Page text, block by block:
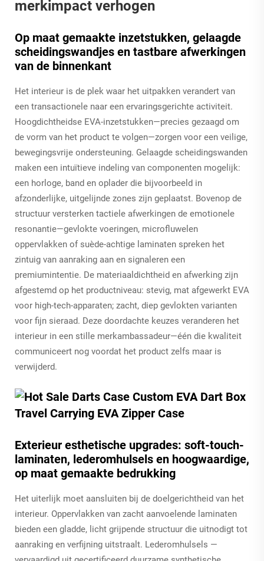
merkimpact verhogen
Op maat gemaakte inzetstukken, gelaagde
scheidingswandjes en tastbare afwerkingen
van de binnenkant
Het interieur is de plek waar het uitpakken verandert van
een transactionele naar een ervaringsgerichte activiteit.
Hoogdichtheidse EVA-inzetstukken—precies gezaagd om
de vorm van het product te volgen—zorgen voor een veilige,
bewegingsvrije ondersteuning. Gelaagde scheidingswanden
maken een intuïtieve indeling van componenten mogelijk:
een horloge, band en oplader die bijvoorbeeld in
afzonderlijke, uitgelijnde zones zijn geplaatst. Bovenop de
structuur versterken tactiele afwerkingen de emotionele
resonantie—gevlokte voeringen, microfluwelen
oppervlakken of suède-achtige laminaten spreken het
zintuig van aanraking aan en signaleren een
premiumintentie. De materiaaldichtheid en afwerking zijn
afgestemd op het productniveau: stevig, mat afgewerkt EVA
voor high-tech-apparaten; zacht, diep gevlokten varianten
voor fijn sieraad. Deze doordachte keuzes veranderen het
interieur in een stille merkambassadeur—één die kwaliteit
communiceert nog voordat het product zelfs maar is
verwijderd.
Exterieur esthetische upgrades: soft-touch-
laminaten, lederomhulsels en hoogwaardige,
op maat gemaakte bedrukking
Het uiterlijk moet aansluiten bij de doelgerichtheid van het
interieur. Oppervlakken van zacht aanvoelende laminaten
bieden een gladde, licht grijpende structuur die uitnodigt tot
aanraking en verfijning uitstraalt. Lederomhulsels —